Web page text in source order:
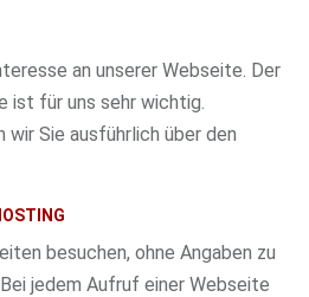
an unserer Webseite. Der
ist für uns sehr wichtig.
Sie ausführlich über den
besuchen, ohne Angaben zu
jedem Aufruf einer Webseite